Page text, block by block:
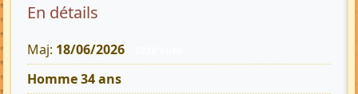
En détails
Maj: 18/06/2026
Homme 34 ans